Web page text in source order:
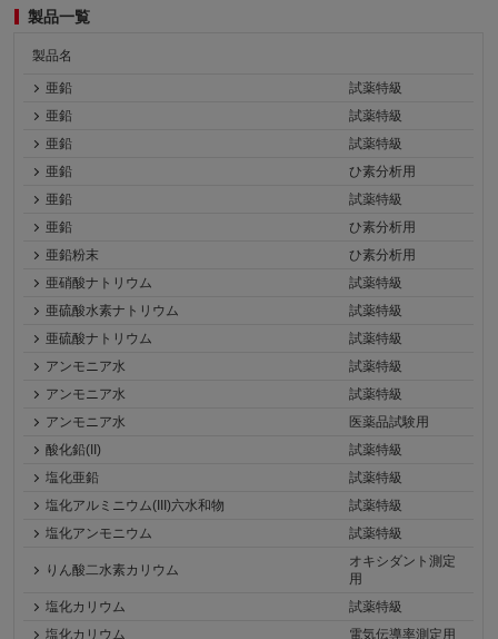
製品一覧
製品名
亜鉛
試薬特級
亜鉛
試薬特級
亜鉛
試薬特級
亜鉛
ひ素分析用
亜鉛
試薬特級
亜鉛
ひ素分析用
亜鉛粉末
ひ素分析用
亜硝酸ナトリウム
試薬特級
亜硫酸水素ナトリウム
試薬特級
亜硫酸ナトリウム
試薬特級
アンモニア水
試薬特級
アンモニア水
試薬特級
アンモニア水
医薬品試験用
酸化鉛(II)
試薬特級
塩化亜鉛
試薬特級
塩化アルミニウム(III)六水和物
試薬特級
塩化アンモニウム
試薬特級
りん酸二水素カリウム
オキシダント測定
用
塩化カリウム
試薬特級
塩化カリウム
電気伝導率測定用